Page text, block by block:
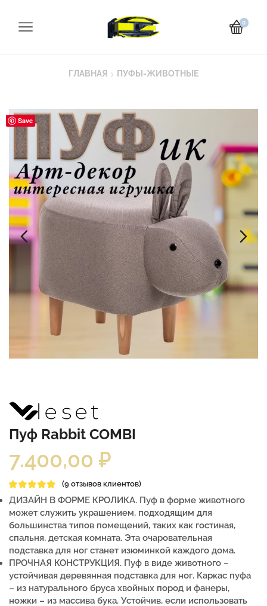
0
ГЛАВНАЯ ПУФЫ-ЖИВОТНЫЕ
Save
Пуф Rabbit COMBI
7.400,00 ₽
(9 отзывов клиентов)
ДИЗАЙН В ФОРМЕ КРОЛИКА. Пуф в форме животного
может служить украшением, подходящим для
большинства типов помещений, таких как гостиная,
спальня, детская комната. Эта очаровательная
подставка для ног станет изюминкой каждого дома.
ПРОЧНАЯ КОНСТРУКЦИЯ. Пуф в виде животного –
устойчивая деревянная подставка для ног. Каркас пуфа
– из натурального бруса хвойных пород и фанеры,
ножки – из массива бука. Устойчив, если использовать